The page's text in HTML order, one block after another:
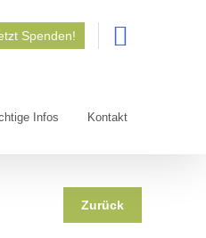
Spenden!
Infos Kontakt
Zurück